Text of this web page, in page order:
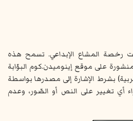
رخصة المشاع الإبداعي. تسمح هذه
على موقع إينوميدن.كوم البوّابة
بشرط الإشارة إلى مصدرها بواسطة
أي تغيير على النص أو الصّور، وعدم